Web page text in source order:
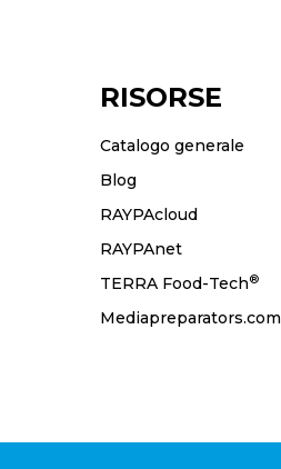
RISORSE
Catalogo generale
Blog
RAYPAcloud
RAYPAnet
TERRA Food-Tech®
Mediapreparators.com